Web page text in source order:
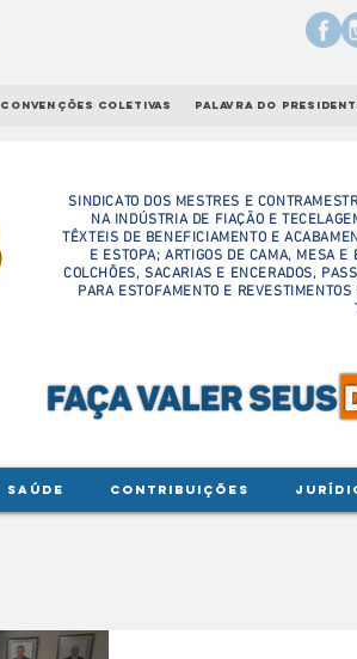
SINDICATO DOS MESTRES E
NA INDÚSTRIA DE FIAÇÃO E
TÊXTEIS DE BENEFICIAMENTO E
E ESTOPA; ARTIGOS DE CAMA, MESA
COLCHÕES, SACARIAS E ENCERADOS,
PARA ESTOFAMENTO E
SAÚDE CONTRIBUIÇÕES
convenções coletivas palavra do